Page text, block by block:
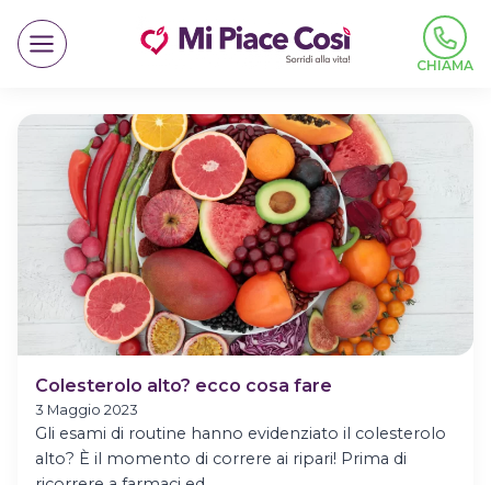
contenuto
CHIAMA
Colesterolo alto? ecco cosa fare
3 Maggio 2023
Gli esami di routine hanno evidenziato il colesterolo
alto? È il momento di correre ai ripari! Prima di